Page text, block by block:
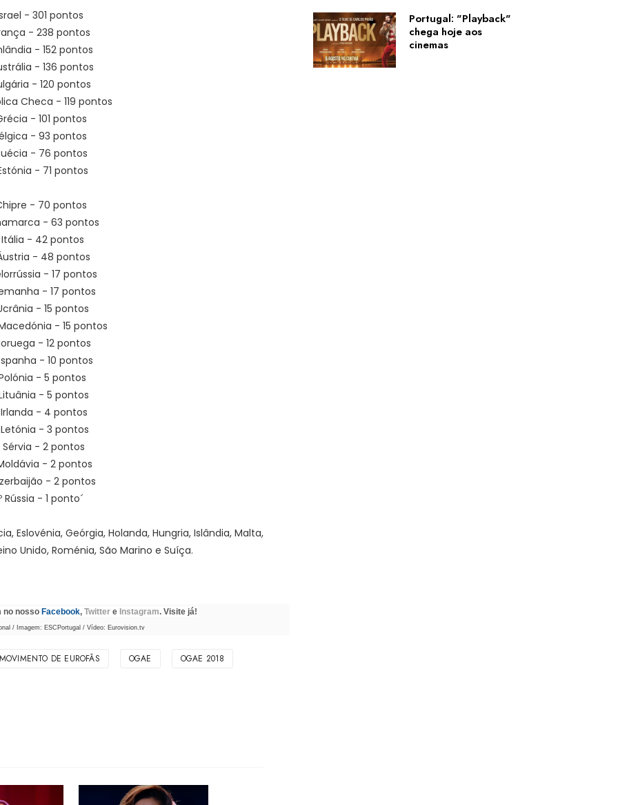
- 301 pontos
- 238 pontos
- 152 pontos
- 136 pontos
- 120 pontos
Checa - 119 pontos
- 101 pontos
- 93 pontos
- 76 pontos
- 71 pontos
Chipre - 70 pontos
- 63 pontos
Itália - 42 pontos
- 48 pontos
- 17 pontos
- 17 pontos
- 15 pontos
Macedónia - 15 pontos
- 12 pontos
- 10 pontos
Polónia - 5 pontos
- 5 pontos
Irlanda - 4 pontos
Letónia - 3 pontos
Sérvia - 2 pontos
- 2 pontos
- 2 pontos
Rússia - 1 ponto´
Eslovénia, Geórgia, Holanda, Hungria, Islândia, Malta,
Unido, Roménia, São Marino e Suíça.
no nosso Facebook, Twittere Instagram. Visite já!
/ Imagem: ESCPortugal / Vídeo: Eurovision.tv
DE EUROFÃS OGAE OGAE 2018
Portugal: "Playback"
chega hoje aos
cinemas